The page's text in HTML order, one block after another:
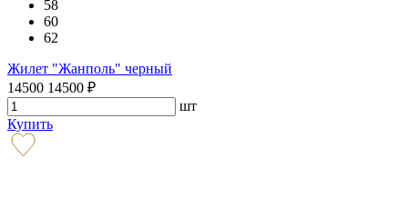
58
60
62
Жилет "Жанполь" черный
14500 14500 ₽
шт
Купить